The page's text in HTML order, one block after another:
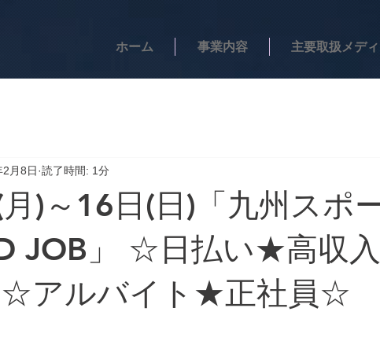
ホーム 事業内容 主要取扱メデ
)～16日(日)「九州スポ
JOB」 ☆日払い★高収
アルバイト★正社員☆
2月8日 読了時間: 1分